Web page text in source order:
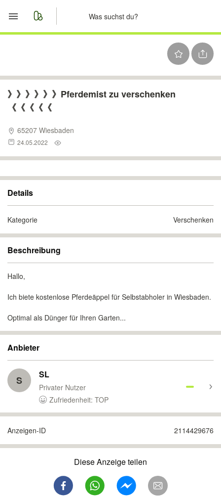
Nachrichten
》》》》》》Pferdemist zu verschenken
《《《《《
65207 Wiesbaden
24.05.2022
Details
Kategorie Verschenken
Beschreibung
Hallo,
Ich biete kostenlose Pferdeäppel für Selbstabholer in Wiesbaden.
Optimal als Dünger für Ihren Garten...
Anbieter
S SL
Privater Nutzer
Zufriedenheit: TOP
Anzeigen-ID 2114429676
Diese Anzeige teilen